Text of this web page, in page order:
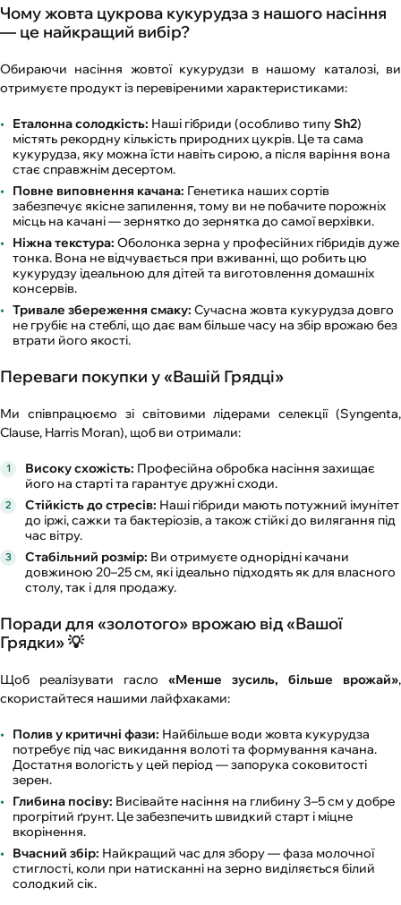
Чому жовта цукрова кукурудза з нашого насіння
— це найкращий вибір?
Обираючи насіння жовтої кукурудзи в нашому каталозі, ви
отримуєте продукт із перевіреними характеристиками:
Еталонна солодкість: Наші гібриди (особливо типуSh2)
містять рекордну кількість природних цукрів. Це та сама
кукурудза, яку можна їсти навіть сирою, а після варіння вона
стає справжнім десертом.
Повне виповнення качана: Генетика наших сортів
забезпечує якісне запилення, тому ви не побачите порожніх
місць на качані — зернятко до зернятка до самої верхівки.
Ніжна текстура: Оболонка зерна у професійних гібридів дуже
тонка. Вона не відчувається при вживанні, що робить цю
кукурудзу ідеальною для дітей та виготовлення домашніх
консервів.
Тривале збереження смаку: Сучасна жовта кукурудза довго
не грубіє на стеблі, що дає вам більше часу на збір врожаю без
втрати його якості.
Переваги покупки у «Вашій Грядці»
Ми співпрацюємо зі світовими лідерами селекції (Syngenta,
Clause, Harris Moran), щоб ви отримали:
Високу схожість: Професійна обробка насіння захищає
його на старті та гарантує дружні сходи.
Стійкість до стресів: Наші гібриди мають потужний імунітет
до іржі, сажки та бактеріозів, а також стійкі до вилягання під
час вітру.
Стабільний розмір: Ви отримуєте однорідні качани
довжиною 20–25 см, які ідеально підходять як для власного
столу, так і для продажу.
Поради для «золотого» врожаю від «Вашої
Грядки» 💡
Щоб реалізувати гасло «Менше зусиль, більше врожай»,
скористайтеся нашими лайфхаками:
Полив у критичні фази: Найбільше води жовта кукурудза
потребує під час викидання волоті та формування качана.
Достатня вологість у цей період — запорука соковитості
зерен.
Глибина посіву: Висівайте насіння на глибину 3–5 см у добре
прогрітий ґрунт. Це забезпечить швидкий старт і міцне
вкорінення.
Вчасний збір: Найкращий час для збору — фаза молочної
стиглості, коли при натисканні на зерно виділяється білий
солодкий сік.